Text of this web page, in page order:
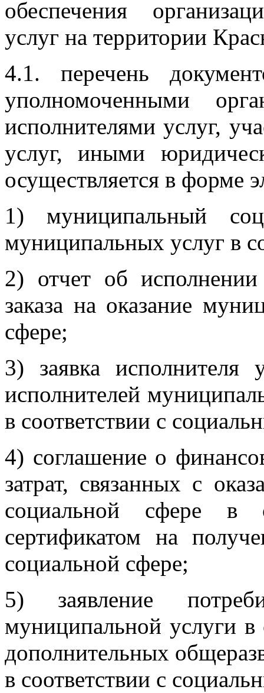
обеспечения
услуг на территории
4.1. перечень
уполномоченными
исполнителями услуг,
услуг, иными
осуществляется в форме
1) муниципальный
муниципальных услуг в
2) отчет об исполнении
заказа на оказание
сфере;
3) заявка исполнителя
исполнителей
в соответствии с
4) соглашение о
затрат, связанных с
социальной сфере в
сертификатом на
социальной сфере;
5) заявление
муниципальной услуги в
дополнительных
в соответствии с